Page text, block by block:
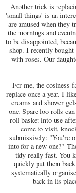
Another trick is
'small things' is an
are amused when they
the mornings and
to be disappointed,
shop. I recently bought
with roses. Our
For me, the cosiness
replace once a year. I
creams and shower
one. Spare loo rolls
roll basket into use
come to visit,
submissively: "You're
into for a new one?"
tidy really fast. You
quickly put them
systematically
back in its